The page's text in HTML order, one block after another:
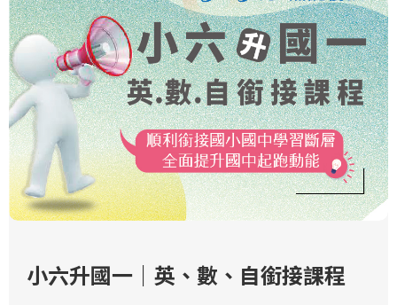
小六升國一｜英、數、自銜接課程